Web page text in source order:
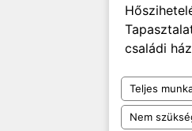
családi
Teljes
Nem